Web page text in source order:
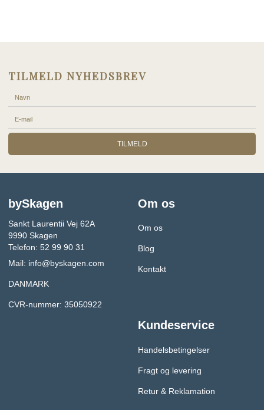
TILMELD NYHEDSBREV
TILMELD
bySkagen
Sankt Laurentii Vej 62A
9990 Skagen
Telefon: 52 99 90 31
Mail: info@byskagen.com
DANMARK
CVR-nummer: 35050922
Om os
Om os
Blog
Kontakt
Kundeservice
Handelsbetingelser
Fragt og levering
Retur & Reklamation